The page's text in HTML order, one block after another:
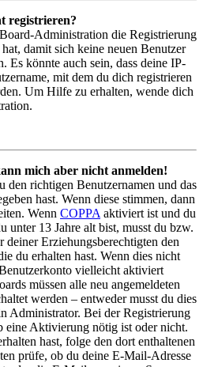
registrieren?
Administration die Registrierung
damit sich keine neuen Benutzer
Es könnte auch sein, dass deine IP-
mit dem du dich registrieren
Um Hilfe zu erhalten, wende dich
mich aber nicht anmelden!
den richtigen Benutzernamen und das
hast. Wenn diese stimmen, dann
Wenn COPPA aktiviert ist und du
unter 13 Jahre alt bist, musst du bzw.
deiner Erziehungsberechtigten den
du erhalten hast. Wenn dies nicht
vielleicht aktiviert
müssen alle neu angemeldeten
werden – entweder musst du dies
Administrator. Bei der Registrierung
eine Aktivierung nötig ist oder nicht.
hast, folge den dort enthaltenen
prüfe, ob du deine E-Mail-Adresse